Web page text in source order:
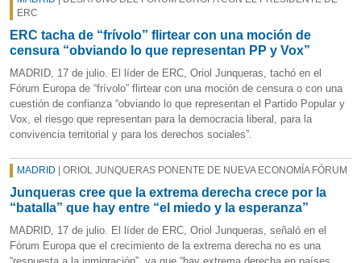
ERC
ERC tacha de “frívolo” flirtear con una moción de
censura “obviando lo que representan PP y Vox”
MADRID, 17 de julio. El líder de ERC, Oriol Junqueras, tachó en el
Fórum Europa de “frívolo” flirtear con una moción de censura o con una
cuestión de confianza “obviando lo que representan el Partido Popular y
Vox, el riesgo que representan para la democracia liberal, para la
convivencia territorial y para los derechos sociales”.
MADRID | ORIOL JUNQUERAS PONENTE DE NUEVA ECONOMÍA FÓRUM
Junqueras cree que la extrema derecha crece por la
“batalla” que hay entre “el miedo y la esperanza”
MADRID, 17 de julio. El líder de ERC, Oriol Junqueras, señaló en el
Fórum Europa que el crecimiento de la extrema derecha no es una